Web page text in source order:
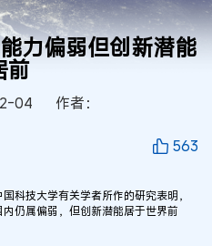
力偏弱但创新潜能
前
04 作者：
563
技大学有关学者所作的研究表明，
仍属偏弱，但创新潜能居于世界前